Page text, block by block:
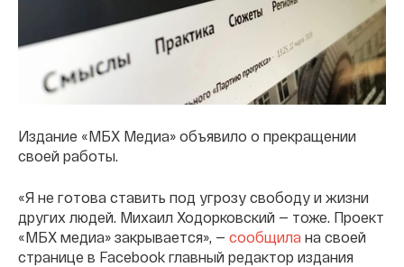
Издание «МБХ Медиа» объявило о прекращении
своей работы.
«Я не готова ставить под угрозу свободу и жизни
других людей. Михаил Ходорковский — тоже. Проект
«МБХ медиа» закрывается», — сообщила на своей
странице в Facebook главный редактор издания